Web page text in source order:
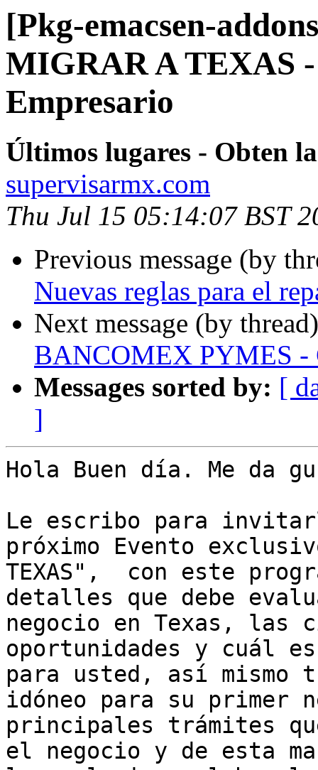
[Pkg-emacsen-
MIGRAR A TEXAS
Empresario
Últimos lugares - Obten
supervisarmx.com
Thu Jul 15 05:14:07 BST
Previous message (by
Nuevas reglas para el
Next message (by
BANCOMEX PYMES -
Messages sorted by: [
]
Hola Buen día. Me da
Le escribo para
próximo Evento exclusivo
TEXAS",  con este
detalles que debe
negocio en Texas, las
oportunidades y cuál
para usted, así mismo
idóneo para su primer
principales trámites
el negocio y de esta